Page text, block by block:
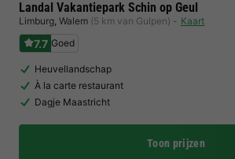
Landal Vakantiepark Schin op Geul
Limburg, Walem (5 km van Gulpen) Kaart
7.7 Goed
Heuvellandschap
À la carte restaurant
Dagje Maastricht
Toon prijzen